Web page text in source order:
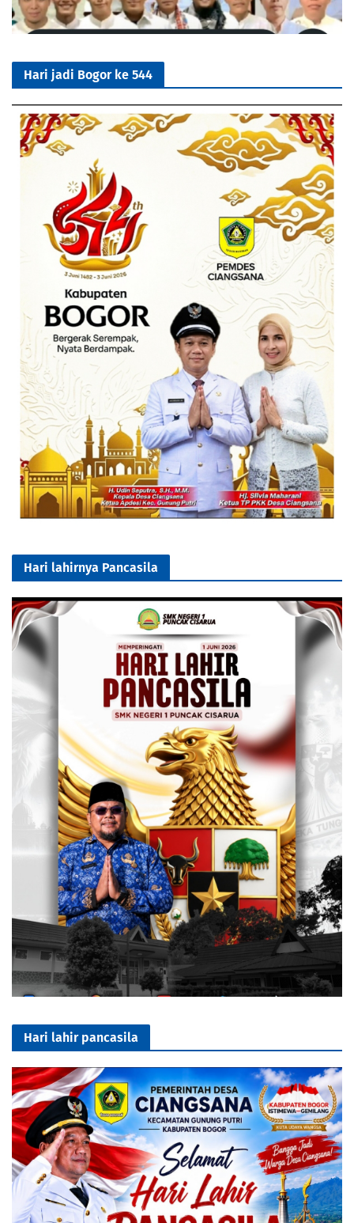
Hari jadi Bogor ke 544
Hari lahirnya Pancasila
Hari lahir pancasila